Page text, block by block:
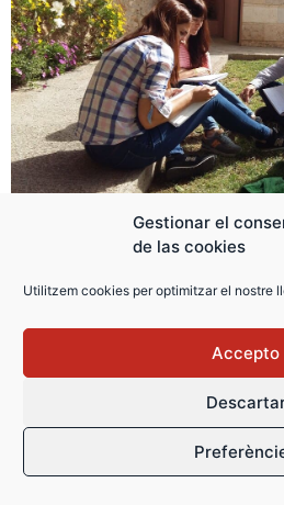
Gestionar el
de las cookies
Utilitzem cookies per optimitzar el nostre
Accepto